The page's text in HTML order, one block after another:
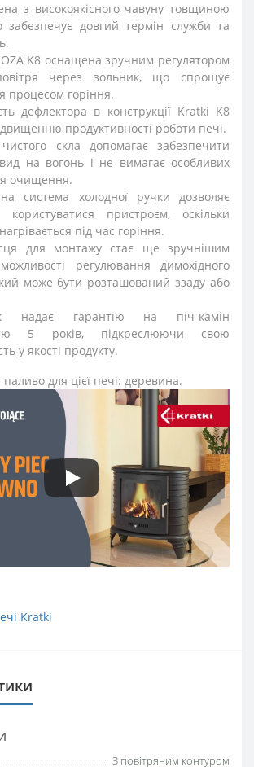
з високоякісного чавуну товщиною
довгий термін служби та
K8 оснащена зручним регулятором
через зольник, що спрощує
процесом горіння.
дефлектора в конструкції Kratki K8
продуктивності роботи печі.
скла допомагає забезпечити
на вогонь і не вимагає особливих
очищення.
система холодної ручки дозволяє
користуватися пристроєм, оскільки
під час горіння.
для монтажу стає ще зручнішим
регулювання димохідного
може бути розташований ззаду або
надає гарантію на піч-камін
5 років, підкреслюючи свою
у якості продукту.
для цієї печі: деревина.
Kratki
З повітряним контуром